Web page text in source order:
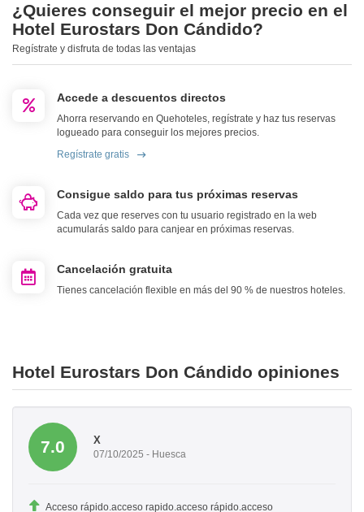
¿Quieres conseguir el mejor precio en el
Hotel Eurostars Don Cándido?
Regístrate y disfruta de todas las ventajas
Accede a descuentos directos
Ahorra reservando en Quehoteles, regístrate y haz tus reservas
logueado para conseguir los mejores precios.
Regístrate gratis
Consigue saldo para tus próximas reservas
Cada vez que reserves con tu usuario registrado en la web
acumularás saldo para canjear en próximas reservas.
Cancelación gratuita
Tienes cancelación flexible en más del 90 % de nuestros hoteles.
Hotel Eurostars Don Cándido opiniones
7.0 X
07/10/2025 - Huesca
Acceso rápido.acceso rapido.acceso rápido.acceso